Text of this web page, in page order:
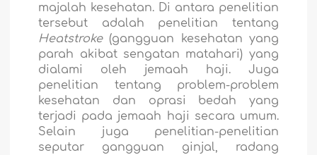
majalah kesehatan. Di antara penelitian
tersebut adalah penelitian tentang
Heatstroke(gangguan kesehatan yang
parah akibat sengatan matahari) yang
dialami oleh jemaah haji. Juga
penelitian tentang problem-problem
kesehatan dan oprasi bedah yang
terjadi pada jemaah haji secara umum.
Selain juga penelitian-penelitian
seputar gangguan ginjal, radang